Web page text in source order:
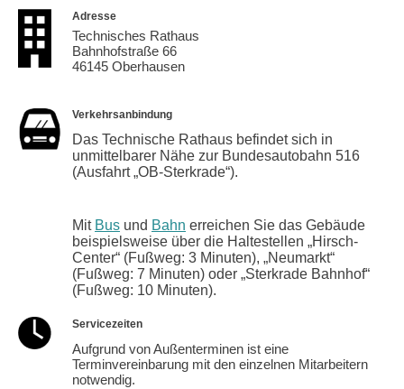
Adresse
Technisches Rathaus
Bahnhofstraße 66
46145 Oberhausen
Verkehrsanbindung
Das Technische Rathaus befindet sich in
unmittelbarer Nähe zur Bundesautobahn 516
(Ausfahrt „OB-Sterkrade“).
Mit Bus und Bahn erreichen Sie das Gebäude
beispielsweise über die Haltestellen „Hirsch-
Center“ (Fußweg: 3 Minuten), „Neumarkt“
(Fußweg: 7 Minuten) oder „Sterkrade Bahnhof“
(Fußweg: 10 Minuten).
Servicezeiten
Aufgrund von Außenterminen ist eine
Terminvereinbarung mit den einzelnen Mitarbeitern
notwendig.